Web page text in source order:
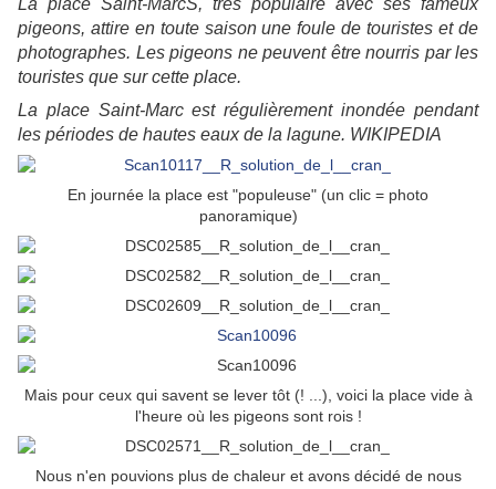
pigeons, attire en toute saison une foule de touristes et de
photographes. Les pigeons ne peuvent être nourris par les
touristes que sur cette place.
La place Saint-Marc est régulièrement inondée pendant
les périodes de hautes eaux de la lagune. WIKIPEDIA
En journée la place est "populeuse" (un clic = photo
panoramique)
Mais pour ceux qui savent se lever tôt (! ...), voici la place vide à
l'heure où les pigeons sont rois !
Nous n'en pouvions plus de chaleur et avons décidé de nous